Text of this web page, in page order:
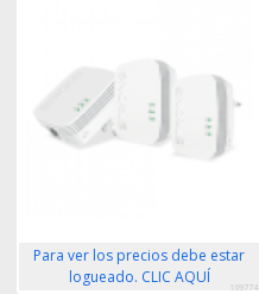
Para ver los precios debe estar
logueado. CLIC AQUÍ
169774